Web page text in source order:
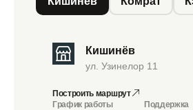
Кишинёв
ул. Узинелор 11
Построить маршрут
График работы
Поддержка